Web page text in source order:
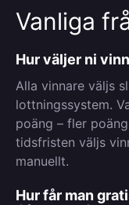
Vanliga
Hur väljer ni
Alla vinnare väljs
lottningssystem.
poäng – fler
tidsfristen väljs
manuellt.
Hur får man